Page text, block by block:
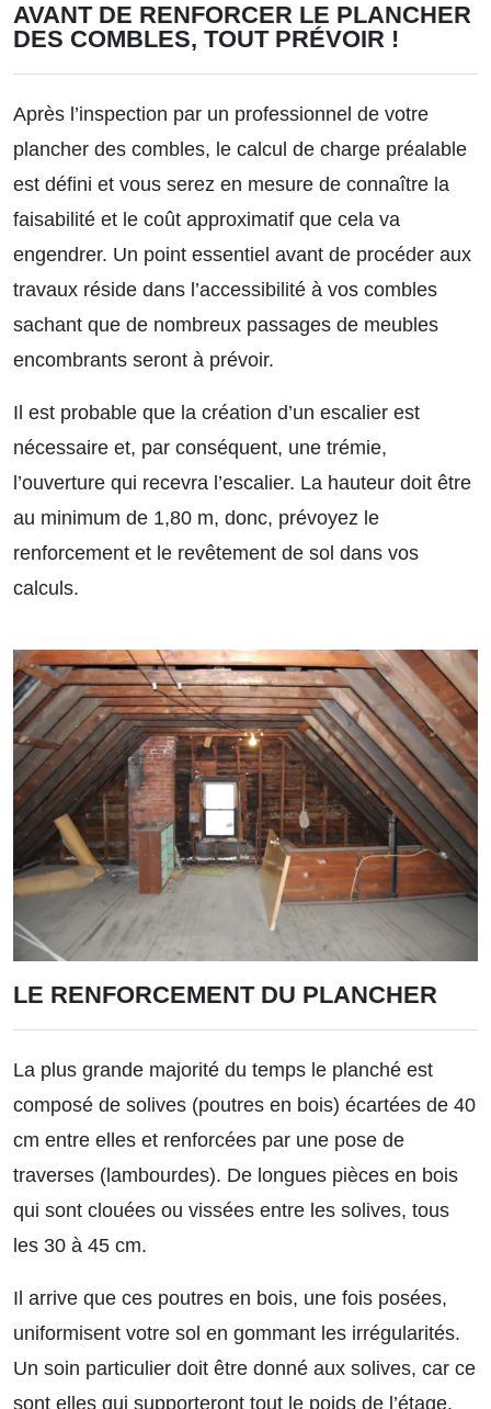
AVANT DE RENFORCER LE PLANCHER
DES COMBLES, TOUT PRÉVOIR !
Après l’inspection par un professionnel de votre
plancher des combles, le calcul de charge préalable
est défini et vous serez en mesure de connaître la
faisabilité et le coût approximatif que cela va
engendrer. Un point essentiel avant de procéder aux
travaux réside dans l’accessibilité à vos combles
sachant que de nombreux passages de meubles
encombrants seront à prévoir.
Il est probable que la création d’un escalier est
nécessaire et, par conséquent, une trémie,
l’ouverture qui recevra l’escalier. La hauteur doit être
au minimum de 1,80 m, donc, prévoyez le
renforcement et le revêtement de sol dans vos
calculs.
LE RENFORCEMENT DU PLANCHER
La plus grande majorité du temps le planché est
composé de solives (poutres en bois) écartées de 40
cm entre elles et renforcées par une pose de
traverses (lambourdes). De longues pièces en bois
qui sont clouées ou vissées entre les solives, tous
les 30 à 45 cm.
Il arrive que ces poutres en bois, une fois posées,
uniformisent votre sol en gommant les irrégularités.
Un soin particulier doit être donné aux solives, car ce
sont elles qui supporteront tout le poids de l’étage.